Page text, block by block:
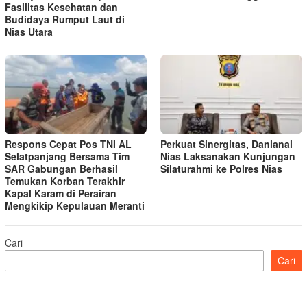
Fasilitas Kesehatan dan
Budidaya Rumput Laut di
Nias Utara
Respons Cepat Pos TNI AL
Selatpanjang Bersama Tim
SAR Gabungan Berhasil
Temukan Korban Terakhir
Kapal Karam di Perairan
Mengkikip Kepulauan Meranti
Perkuat Sinergitas, Danlanal
Nias Laksanakan Kunjungan
Silaturahmi ke Polres Nias
Cari
Cari